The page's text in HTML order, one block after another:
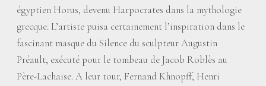
égyptien Horus, devenu Harpocrates dans la mythologie
grecque. L’artiste puisa certainement l’inspiration dans le
fascinant masque du Silence du sculpteur Augustin
Préault, exécuté pour le tombeau de Jacob Roblès au
Père-Lachaise. A leur tour, Fernand Khnopff, Henri